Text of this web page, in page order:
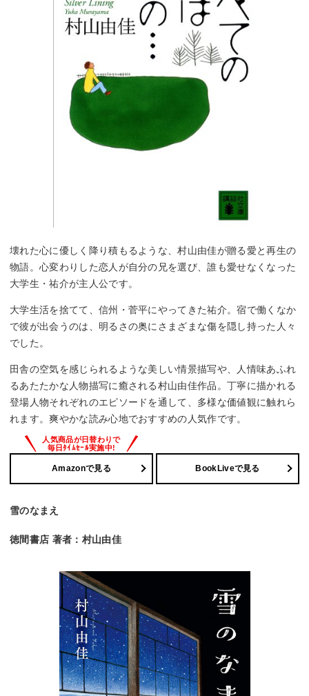
壊れた心に優しく降り積もるような、村山由佳が贈る愛と再生の
物語。心変わりした恋人が自分の兄を選び、誰も愛せなくなった
大学生・祐介が主人公です。
大学生活を捨てて、信州・菅平にやってきた祐介。宿で働くなか
で彼が出会うのは、明るさの奥にさまざまな傷を隠し持った人々
でした。
田舎の空気を感じられるような美しい情景描写や、人情味あふれ
るあたたかな人物描写に癒される村山由佳作品。丁寧に描かれる
登場人物それぞれのエピソードを通して、多様な価値観に触れら
れます。爽やかな読み心地でおすすめの人気作です。
Amazonで見る BookLiveで見る
雪のなまえ
徳間書店 著者：村山由佳